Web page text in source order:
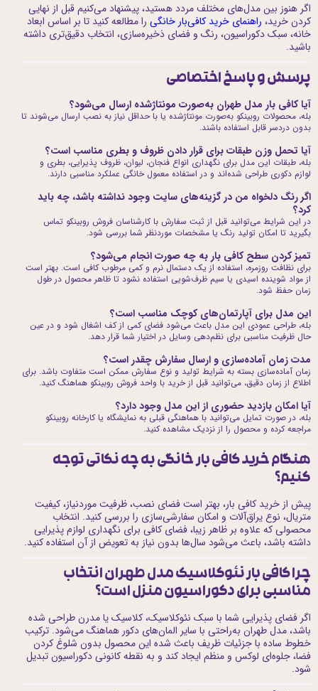
اگر هنوز بین مدل‌های مختلف مردد هستید، پیشنهاد می‌کنیم قبل از نهایی
کردن خرید، راهنمای خرید کافی‌بار خانگی را مطالعه کنید تا بر اساس ابعاد
خانه، سبک دکوراسیون، رنگ و فضای ذخیره‌سازی، انتخاب دقیق‌تری داشته
باشید.
پرسش و پاسخ اختصاصی
آیا کافی بار مدل طهران به‌صورت مونتاژشده ارسال می‌شود؟
بله، محصولات روبینکو به‌صورت مونتاژشده یا با حداقل نیاز به نصب ارسال می‌شوند تا
بدون دردسر قابل استفاده باشند.
آیا تحمل وزن طبقات برای قرار دادن ظروف و بطری مناسب است؟
بله، طبقات این مدل برای نگهداری انواع فنجان، لیوان، ظروف پذیرایی، بطری و
لوازم دکوری طراحی شده‌اند و در استفاده معمول خانگی عملکرد مناسبی دارند.
اگر رنگ دلخواه من در گزینه‌های سایت وجود نداشته باشد، چه باید
کرد؟
در این شرایط می‌توانید قبل از ثبت سفارش با کارشناسان فروش روبینکو تماس
بگیرید تا امکان تولید رنگ یا مشخصات موردنظر شما بررسی شود.
تمیز کردن سطح کافی بار به چه صورت انجام می‌شود؟
برای نظافت روزمره، استفاده از یک دستمال نرم و کمی مرطوب کافی است. بهتر است
از مواد شوینده اسیدی یا سیم ظرف‌شویی استفاده نشود تا ظاهر محصول در طول
زمان حفظ شود.
این مدل برای آپارتمان‌های کوچک مناسب است؟
بله، طراحی عمودی این مدل باعث می‌شود فضای کمی از کف اشغال شود و در عین
حال ظرفیت مناسبی برای نظم‌دهی وسایل در اختیار شما قرار دهد.
مدت زمان آماده‌سازی و ارسال سفارش چقدر است؟
زمان آماده‌سازی بسته به شرایط تولید و نوع سفارش ممکن است متفاوت باشد. برای
اطلاع از زمان دقیق، می‌توانید قبل از خرید با واحد فروش روبینکو هماهنگ کنید.
آیا امکان بازدید حضوری از این مدل وجود دارد؟
بله، در صورت تمایل می‌توانید با هماهنگی قبلی به نمایشگاه یا کارخانه روبینکو
مراجعه کرده و محصول را از نزدیک مشاهده کنید.
هنگام خرید کافی بار خانگی به چه نکاتی توجه
کنیم؟
پیش از خرید کافی بار، بهتر است فضای نصب، ظرفیت موردنیاز، کیفیت
متریال، نوع یراق‌آلات و امکان سفارشی‌سازی را بررسی کنید. انتخاب
محصولی که علاوه بر ظاهر زیبا، فضای کافی برای نگهداری لوازم پذیرایی
داشته باشد، باعث می‌شود سال‌ها بدون نیاز به تعویض از آن استفاده کنید.
چرا کافی بار نئوکلاسیک مدل طهران انتخاب
مناسبی برای دکوراسیون منزل است؟
اگر فضای پذیرایی شما با سبک نئوکلاسیک، کلاسیک یا مدرن طراحی شده
باشد، مدل طهران به‌راحتی با سایر المان‌های دکور هماهنگ می‌شود. ترکیب
خطوط ساده با جزئیات ظریف باعث شده این محصول بدون شلوغ کردن
فضا، جلوه‌ای لوکس و منظم ایجاد کند و به نقطه کانونی دکوراسیون تبدیل
شود.